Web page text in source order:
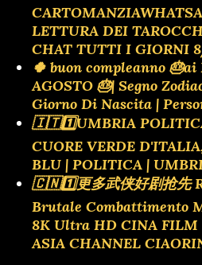
LETTURA DEI
CHAT TUTTI I GIORNI
🍀 buon compleanno
AGOSTO 🎂| Segno
Giorno Di Nascita |
🇮🇹1️⃣UMBRIA
CUORE VERDE
BLU | POLITICA |
🇨🇳1️⃣更多武侠好剧抢先
Brutale Combattimento
8K Ultra HD CINA FILM
ASIA CHANNEL